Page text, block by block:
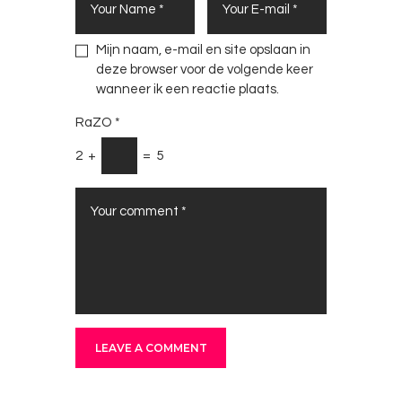
Mijn naam, e-mail en site opslaan in
deze browser voor de volgende keer
wanneer ik een reactie plaats.
RaZO *
2 + = 5